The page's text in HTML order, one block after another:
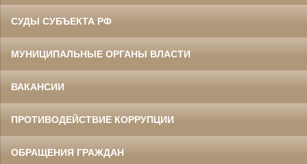
СУДЫ СУБЪЕКТА РФ
МУНИЦИПАЛЬНЫЕ ОРГАНЫ ВЛАСТИ
ВАКАНСИИ
ПРОТИВОДЕЙСТВИЕ КОРРУПЦИИ
ОБРАЩЕНИЯ ГРАЖДАН